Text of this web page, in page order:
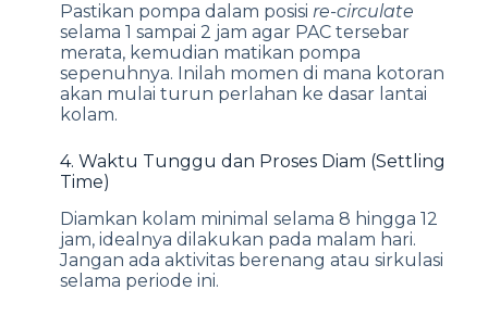
Pastikan pompa dalam posisi re-circulate
selama 1 sampai 2 jam agar PAC tersebar
merata, kemudian matikan pompa
sepenuhnya. Inilah momen di mana kotoran
akan mulai turun perlahan ke dasar lantai
kolam.
4. Waktu Tunggu dan Proses Diam (Settling
Time)
Diamkan kolam minimal selama 8 hingga 12
jam, idealnya dilakukan pada malam hari.
Jangan ada aktivitas berenang atau sirkulasi
selama periode ini.